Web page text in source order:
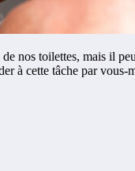
de nos toilettes, mais il
à cette tâche par vous-